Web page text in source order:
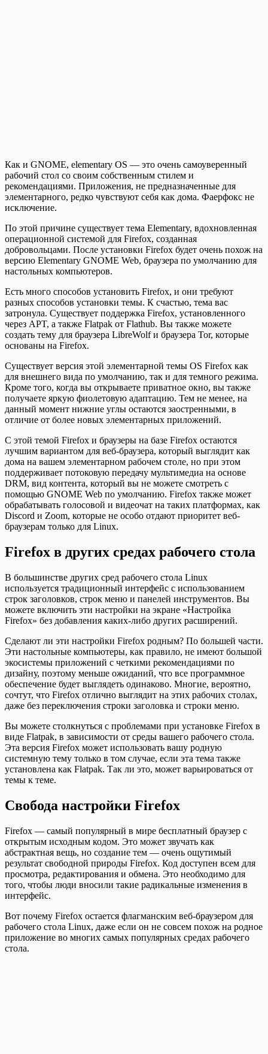
Как и GNOME, elementary OS — это очень самоуверенный
рабочий стол со своим собственным стилем и
рекомендациями. Приложения, не предназначенные для
элементарного, редко чувствуют себя как дома. Фаерфокс не
исключение.
По этой причине существует тема Elementary, вдохновленная
операционной системой для Firefox, созданная
добровольцами. После установки Firefox будет очень похож на
версию Elementary GNOME Web, браузера по умолчанию для
настольных компьютеров.
Есть много способов установить Firefox, и они требуют
разных способов установки темы. К счастью, тема вас
затронула. Существует поддержка Firefox, установленного
через APT, а также Flatpak от Flathub. Вы также можете
создать тему для браузера LibreWolf и браузера Tor, которые
основаны на Firefox.
Существует версия этой элементарной темы OS Firefox как
для внешнего вида по умолчанию, так и для темного режима.
Кроме того, когда вы открываете приватное окно, вы также
получаете яркую фиолетовую адаптацию. Тем не менее, на
данный момент нижние углы остаются заостренными, в
отличие от более новых элементарных приложений.
С этой темой Firefox и браузеры на базе Firefox остаются
лучшим вариантом для веб-браузера, который выглядит как
дома на вашем элементарном рабочем столе, но при этом
поддерживает потоковую передачу мультимедиа на основе
DRM, вид контента, который вы не можете смотреть с
помощью GNOME Web по умолчанию. Firefox также может
обрабатывать голосовой и видеочат на таких платформах, как
Discord и Zoom, которые не особо отдают приоритет веб-
браузерам только для Linux.
Firefox в других средах рабочего стола
В большинстве других сред рабочего стола Linux
используется традиционный интерфейс с использованием
строк заголовков, строк меню и панелей инструментов. Вы
можете включить эти настройки на экране «Настройка
Firefox» без добавления каких-либо других расширений.
Сделают ли эти настройки Firefox родным? По большей части.
Эти настольные компьютеры, как правило, не имеют большой
экосистемы приложений с четкими рекомендациями по
дизайну, поэтому меньше ожиданий, что все программное
обеспечение будет выглядеть одинаково. Многие, вероятно,
сочтут, что Firefox отлично выглядит на этих рабочих столах,
даже без переключения строки заголовка и строки меню.
Вы можете столкнуться с проблемами при установке Firefox в
виде Flatpak, в зависимости от среды вашего рабочего стола.
Эта версия Firefox может использовать вашу родную
системную тему только в том случае, если эта тема также
установлена как Flatpak. Так ли это, может варьироваться от
темы к теме.
Cвобода настройки Firefox
Firefox — самый популярный в мире бесплатный браузер с
открытым исходным кодом. Это может звучать как
абстрактная вещь, но создание тем — очень ощутимый
результат свободной природы Firefox. Код доступен всем для
просмотра, редактирования и обмена. Это необходимо для
того, чтобы люди вносили такие радикальные изменения в
интерфейс.
Вот почему Firefox остается флагманским веб-браузером для
рабочего стола Linux, даже если он не совсем похож на родное
приложение во многих самых популярных средах рабочего
стола.